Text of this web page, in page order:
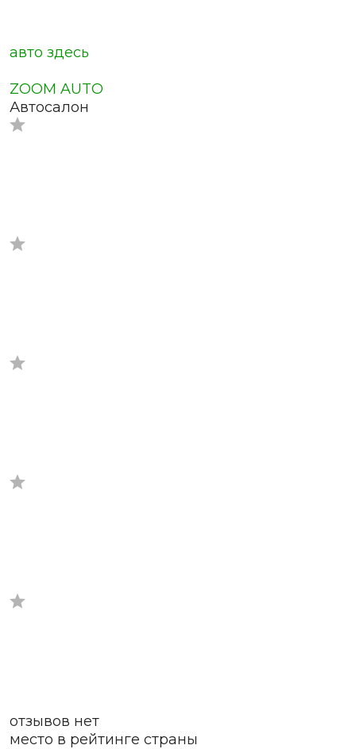
авто здесь
ZOOM AUTO
Автосалон
отзывов нет
место в рейтинге страны